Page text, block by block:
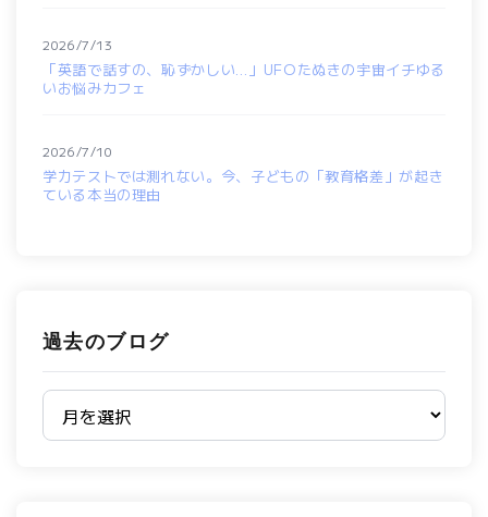
「英語で話すの、恥ずかしい…」UFOたぬきの宇宙イチゆる
いお悩みカフェ
2026/7/13
学力テストでは測れない。今、子どもの「教育格差」が起き
ている本当の理由
2026/7/10
過去のブログ
過去のブログ